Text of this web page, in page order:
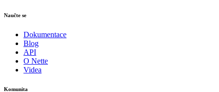
Naučte se
Dokumentace
Blog
API
O Nette
Videa
Komunita